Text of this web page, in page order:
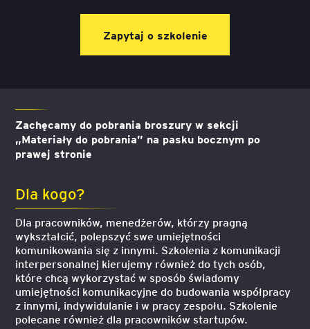
Zachęcamy do pobrania broszury w sekcji
„Materiały do pobrania” na pasku bocznym po
prawej stronie
Dla kogo?
Dla pracowników, menedżerów, którzy pragną
wykształcić, polepszyć swe umiejętności
komunikowania się z innymi. Szkolenia z komunikacji
interpersonalnej kierujemy również do tych osób,
które chcą wykorzystać w sposób świadomy
umiejętności komunikacyjne do budowania współpracy
z innymi, indywidulanie i w pracy zespołu. Szkolenie
polecane również dla pracowników startupów.
Zapytaj o szkolenie